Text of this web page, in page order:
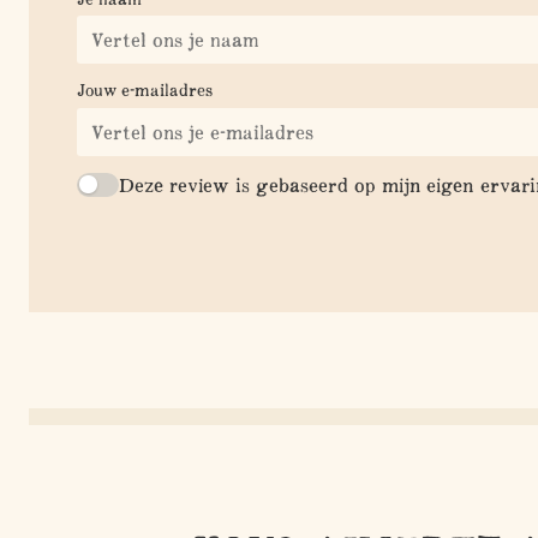
Jouw e-mailadres
Deze review is gebaseerd op mijn eigen